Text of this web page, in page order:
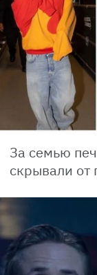
За семью
скрывали от